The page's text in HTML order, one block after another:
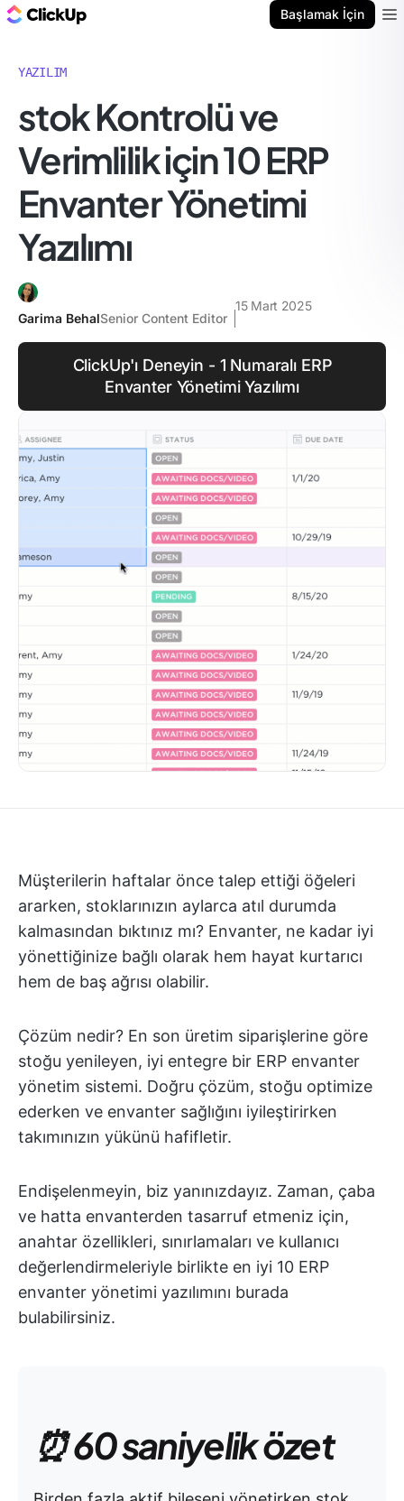
Başlamak İçin
YAZILIM
stok Kontrolü ve
Verimlilik için 10 ERP
Envanter Yönetimi
Yazılımı
Garima BehalSenior Content Editor
15 Mart 2025
ClickUp'ı Deneyin - 1 Numaralı ERP
Envanter Yönetimi Yazılımı
Müşterilerin haftalar önce talep ettiği öğeleri
ararken, stoklarınızın aylarca atıl durumda
kalmasından bıktınız mı? Envanter, ne kadar iyi
yönettiğinize bağlı olarak hem hayat kurtarıcı
hem de baş ağrısı olabilir.
Çözüm nedir? En son üretim siparişlerine göre
stoğu yenileyen, iyi entegre bir ERP envanter
yönetim sistemi. Doğru çözüm, stoğu optimize
ederken ve envanter sağlığını iyileştirirken
takımınızın yükünü hafifletir.
Endişelenmeyin, biz yanınızdayız. Zaman, çaba
ve hatta envanterden tasarruf etmeniz için,
anahtar özellikleri, sınırlamaları ve kullanıcı
değerlendirmeleriyle birlikte en iyi 10 ERP
envanter yönetimi yazılımını burada
bulabilirsiniz.
⏰ 60 saniyelik özet